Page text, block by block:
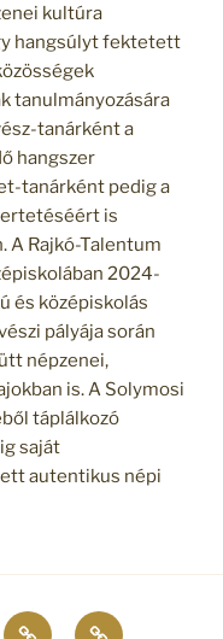
kultúra
hangsúlyt fektetett
tanulmányozására
tanárként a
hangszer
tanárként pedig a
is
A Rajkó-Talentum
2024-
és középiskolás
pályája során
népzenei,
is. A Solymosi
táplálkozó
saját
autentikus népi
HÍREINKALAPÍTVÁNY